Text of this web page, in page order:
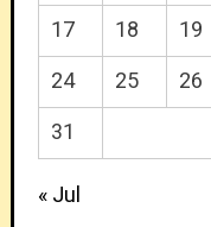
17
18 19
24
25 26
31
« Jul